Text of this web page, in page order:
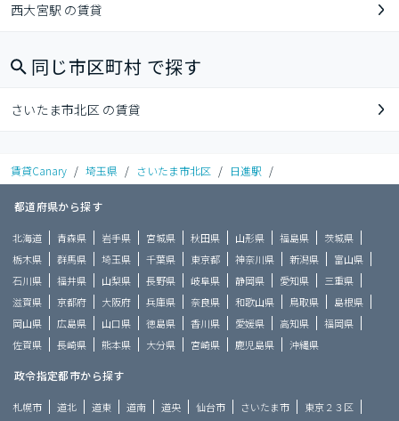
西大宮駅 の賃貸
同じ市区町村 で探す
さいたま市北区 の賃貸
賃貸Canary / 埼玉県 / さいたま市北区 / 日進駅 /
都道府県から探す
北海道 青森県 岩手県 宮城県 秋田県 山形県 福島県
茨城県
栃木県
群馬県 埼玉県 千葉県 東京都 神奈川県 新潟県
富山県
石川県
福井県 山梨県 長野県 岐阜県 静岡県 愛知県
三重県
滋賀県
京都府 大阪府 兵庫県 奈良県 和歌山県 鳥取県
島根県
岡山県
広島県 山口県 徳島県 香川県 愛媛県 高知県
福岡県
佐賀県
長崎県 熊本県 大分県 宮崎県 鹿児島県 沖縄県
政令指定都市から探す
札幌市 道北 道東 道南 道央 仙台市 さいたま市 東京２３区